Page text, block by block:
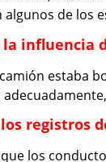
algunos de los
la influencia
estaba
registros
que los